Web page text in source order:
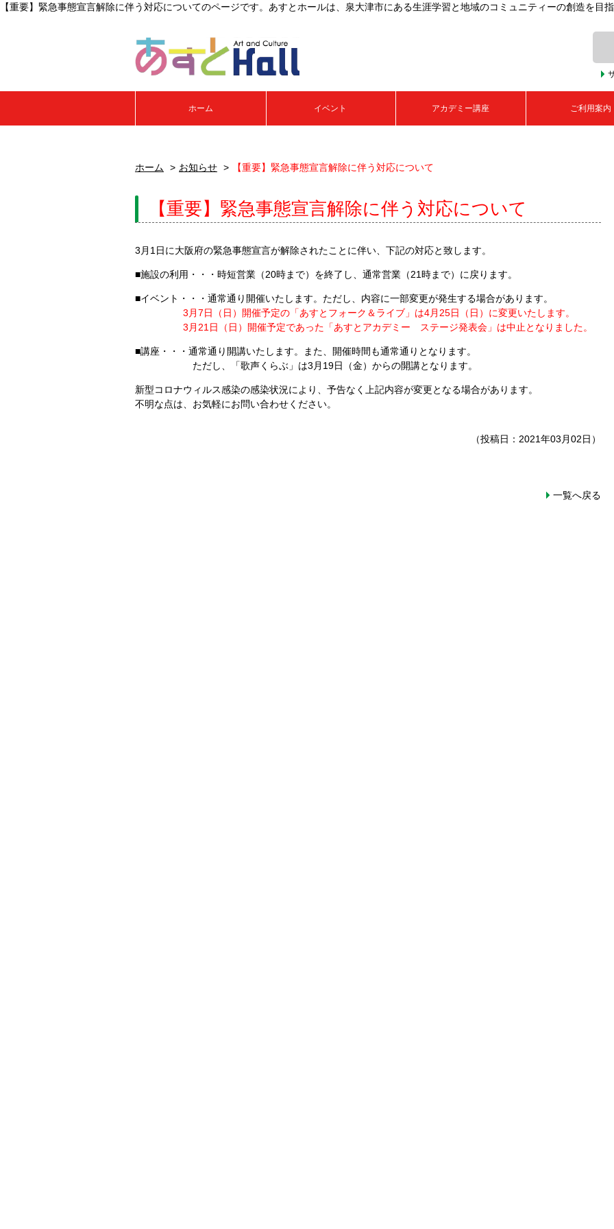
【重要】緊急事態宣言解除に伴う対応についてのページです。あすとホールは、泉大津市にある生涯学習と地域のコミュニティーの創造を目
ホーム イベント アカデミー講座 ご利用案内
ホーム お知らせ 【重要】緊急事態宣言解除に伴う対応について
【重要】緊急事態宣言解除に伴う対応について
3月1日に大阪府の緊急事態宣言が解除されたことに伴い、下記の対応と致します。
■施設の利用・・・時短営業（20時まで）を終了し、通常営業（21時まで）に戻ります。
■イベント・・・通常通り開催いたします。ただし、内容に一部変更が発生する場合があります。
3月7日（日）開催予定の「あすとフォーク＆ライブ」は4月25日（日）に変更いたします。
3月21日（日）開催予定であった「あすとアカデミー ステージ発表会」は中止となりました。
■講座・・・通常通り開講いたします。また、開催時間も通常通りとなります。
ただし、「歌声くらぶ」は3月19日（金）からの開講となります。
新型コロナウィルス感染の感染状況により、予告なく上記内容が変更となる場合があります。
不明な点は、お気軽にお問い合わせください。
（投稿日：2021年03月02日）
一覧へ戻る